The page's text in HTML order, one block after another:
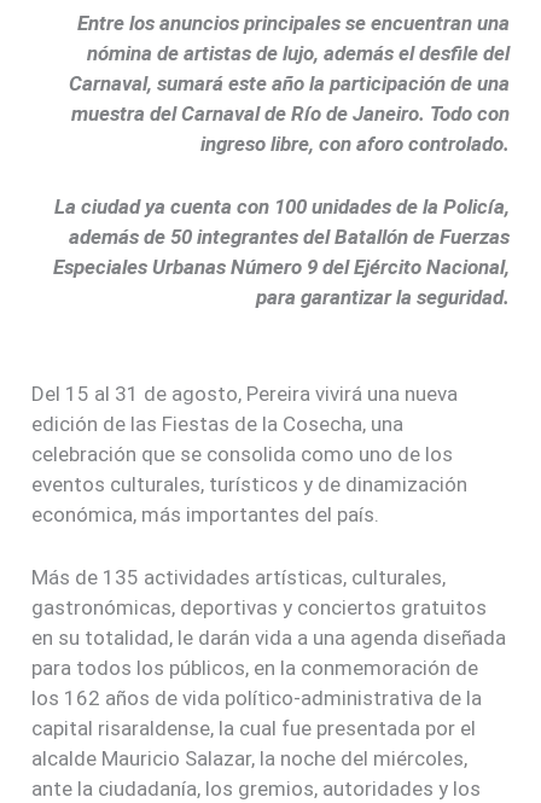
Entre los anuncios principales se encuentran una
nómina de artistas de lujo, además el desfile del
Carnaval, sumará este año la participación de una
muestra del Carnaval de Río de Janeiro. Todo con
ingreso libre, con aforo controlado.
La ciudad ya cuenta con 100 unidades de la Policía,
además de 50 integrantes del Batallón de Fuerzas
Especiales Urbanas Número 9 del Ejército Nacional,
para garantizar la seguridad.
Del 15 al 31 de agosto, Pereira vivirá una nueva
edición de las Fiestas de la Cosecha, una
celebración que se consolida como uno de los
eventos culturales, turísticos y de dinamización
económica, más importantes del país.
Más de 135 actividades artísticas, culturales,
gastronómicas, deportivas y conciertos gratuitos
en su totalidad, le darán vida a una agenda diseñada
para todos los públicos, en la conmemoración de
los 162 años de vida político-administrativa de la
capital risaraldense, la cual fue presentada por el
alcalde Mauricio Salazar, la noche del miércoles,
ante la ciudadanía, los gremios, autoridades y los